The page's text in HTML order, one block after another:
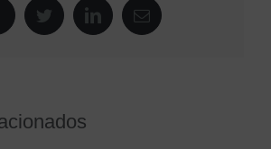
TwitterLinkedInCorreo
electrónico